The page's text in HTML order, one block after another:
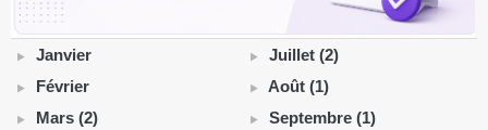
Janvier
Février
Mars (2)
Juillet (2)
Août (1)
Septembre (1)